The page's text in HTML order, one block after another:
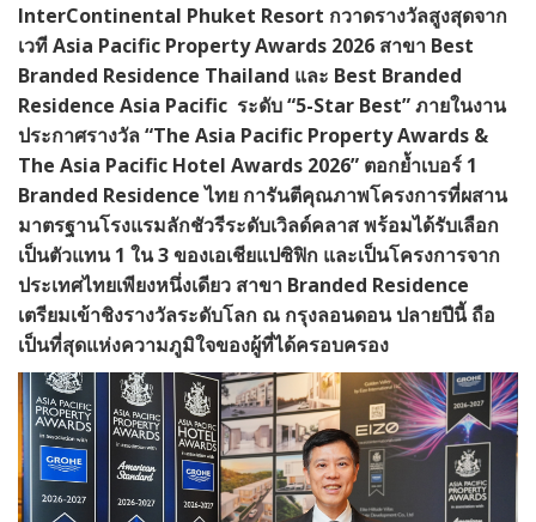
InterContinental Phuket Resort กวาดรางวัลสูงสุดจาก
เวที Asia Pacific Property Awards 2026 สาขา Best
Branded Residence Thailand และ Best Branded
Residence Asia Pacific ระดับ “5-Star Best” ภายในงาน
ประกาศรางวัล “The Asia Pacific Property Awards &
The Asia Pacific Hotel Awards 2026” ตอกย้ำเบอร์ 1
Branded Residence ไทย การันตีคุณภาพโครงการที่ผสาน
มาตรฐานโรงแรมลักชัวรีระดับเวิลด์คลาส พร้อมได้รับเลือก
เป็นตัวแทน 1 ใน 3 ของเอเชียแปซิฟิก และเป็นโครงการจาก
ประเทศไทยเพียงหนึ่งเดียว สาขา Branded Residence
เตรียมเข้าชิงรางวัลระดับโลก ณ กรุงลอนดอน ปลายปีนี้ ถือ
เป็นที่สุดแห่งความภูมิใจของผู้ที่ได้ครอบครอง